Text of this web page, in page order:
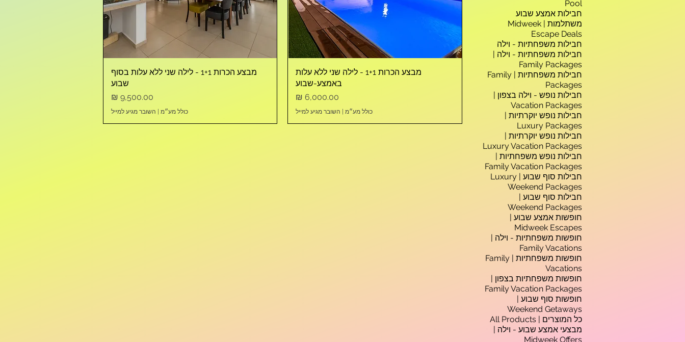
Pool
חבילות אמצע שבוע
משתלמות | Midweek
Escape Deals
חבילות משפחתיות - וילה
חבילות משפחתיות - וילה |
Family Packages
חבילות משפחתיות | Family
Packages
חבילות נופש - וילה בצפון |
Vacation Packages
חבילות נופש יוקרתיות |
Luxury Packages
חבילות נופש יוקרתיות |
Luxury Vacation Packages
חבילות נופש משפחתיות |
Family Vacation Packages
חבילות סוף שבוע | Luxury
Weekend Packages
חבילות סוף שבוע |
Weekend Packages
חופשות אמצע שבוע |
Midweek Escapes
חופשות משפחתיות - וילה |
Family Vacations
חופשות משפחתיות | Family
Vacations
חופשות משפחתיות בצפון |
Family Vacation Packages
חופשות סוף שבוע |
Weekend Getaways
כל המוצרים | All Products
מבצעי אמצע שבוע - וילה |
Midweek Offers
מבצע הכרות 1+1 - לילה שני ללא עלות
באמצע-שבוע
מחיר
כולל מע״מ| השובר מגיע למייל
מבצע הכרות 1+1 - לילה שני ללא עלות בסוף
שבוע
מחיר
כולל מע״מ | השובר מגיע למייל